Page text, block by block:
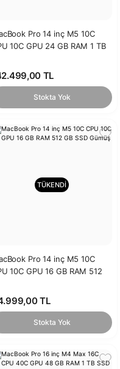
Pro 14 inç M5 10C
10C GPU 24 GB RAM 1 TB
TL
Stokta Yok
TÜKENDİ
Pro 14 inç M5 10C
10C GPU 16 GB RAM 512
TL
Stokta Yok